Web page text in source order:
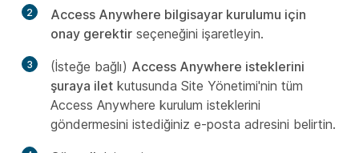
2
Access Anywhere bilgisayar kurulumu için
onay gerektir seçeneğini işaretleyin.
3 (İsteğe bağlı) Access Anywhere isteklerini
şuraya ilet kutusunda Site Yönetimi'nin tüm
Access Anywhere kurulum isteklerini
göndermesini istediğiniz e-posta adresini belirtin.